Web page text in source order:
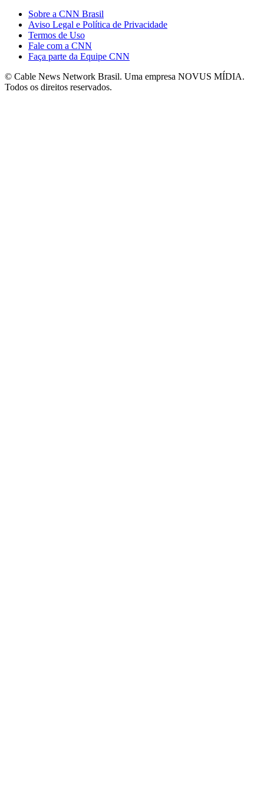
Sobre a CNN Brasil
Aviso Legal e Política de Privacidade
Termos de Uso
Fale com a CNN
Faça parte da Equipe CNN
© Cable News Network Brasil. Uma empresa NOVUS MÍDIA.
Todos os direitos reservados.